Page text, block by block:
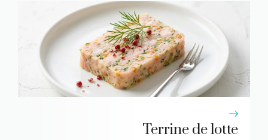
Terrine de lotte